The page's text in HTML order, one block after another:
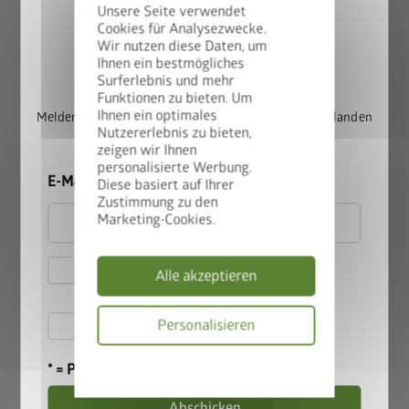
Unsere Seite verwendet
Cookies für Analysezwecke.
Wir nutzen diese Daten, um
Ihnen ein bestmögliches
Surferlebnis und mehr
Funktionen zu bieten. Um
Ihnen ein optimales
Nutzererlebnis zu bieten,
zeigen wir Ihnen
personalisierte Werbung.
Diese basiert auf Ihrer
Zustimmung zu den
Marketing-Cookies.
Alle akzeptieren
Personalisieren
StyleBox gewinnen
Melden Sie sich jetzt für unseren Newsletter an und landen
Sie automatisch im Lostopf.
E-Mail
Hiermit akzeptiere ich
die
Datenschutzbestimmungen
Hiermit akzeptiere ich die
Teilnahmebedingungen.
* = Pflichtfeld